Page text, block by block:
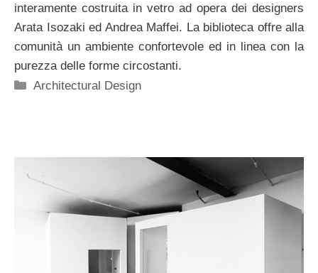
interamente costruita in vetro ad opera dei designers
Arata Isozaki ed Andrea Maffei. La biblioteca offre alla
comunità un ambiente confortevole ed in linea con la
purezza delle forme circostanti.
Categorie
Architectural Design